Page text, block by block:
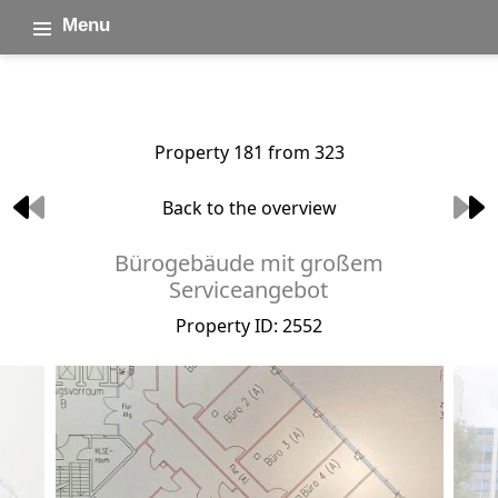
Menu
Property 181 from 323
Back to the overview
Bürogebäude mit großem
Serviceangebot
Property ID: 2552